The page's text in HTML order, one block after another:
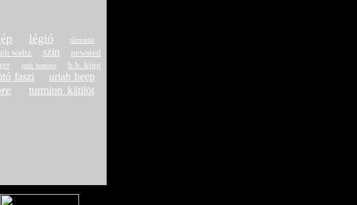
légió tűzmadár
waltz szin
newsted
josh homme b.b. king
faszi uriah heep
turmion kätilöt